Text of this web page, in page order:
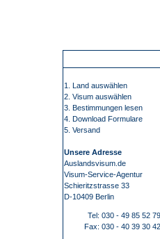
1. Land auswählen
2. Visum auswählen
3. Bestimmungen lesen
4. Download Formulare
5. Versand
Unsere Adresse
Auslandsvisum.de
Visum-Service-Agentur
Schieritzstrasse 33
D-10409 Berlin
Tel: 030 - 49 85 52 79
Fax: 030 - 40 39 30 42